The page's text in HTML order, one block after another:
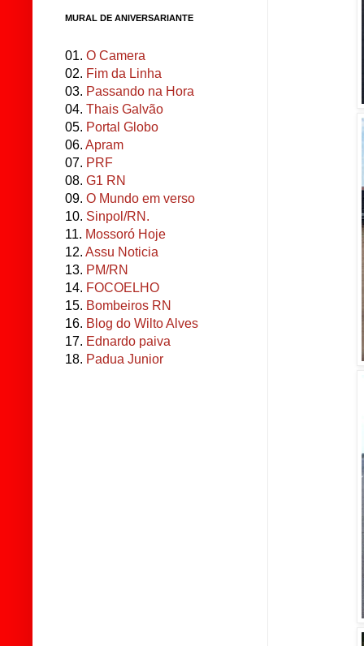
MURAL DE ANIVERSARIANTE
01. O Camera
02. Fim da Linha
03. Passando na Hora
04. Thais Galvão
05. Portal Globo
06. Apram
07. PRF
08. G1 RN
09. O Mundo em verso
10. Sinpol/RN.
11. Mossoró Hoje
12. Assu Noticia
13. PM/RN
14. FOCOELHO
15. Bombeiros RN
16. Blog do Wilto Alves
17. Ednardo paiva
18. Padua Junior